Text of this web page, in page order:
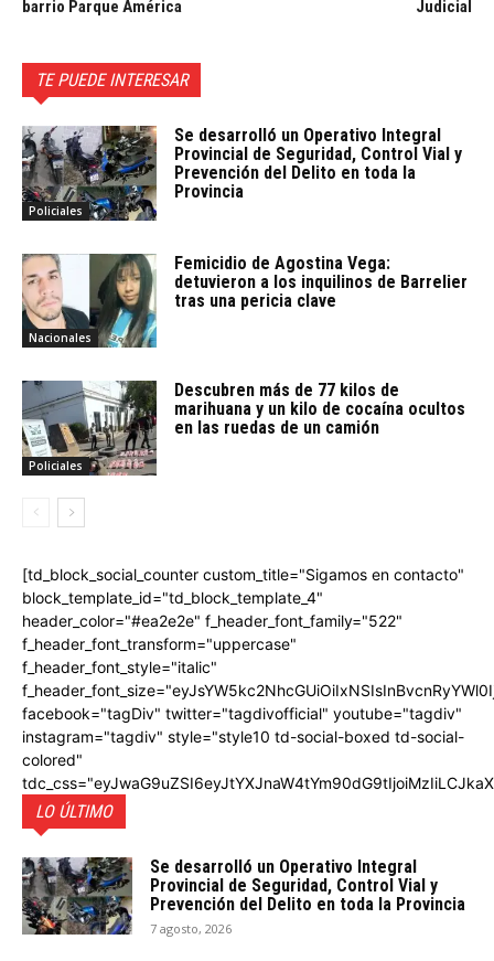
barrio Parque América Judicial
TE PUEDE INTERESAR
Policiales
Se desarrolló un Operativo Integral
Provincial de Seguridad, Control Vial y
Prevención del Delito en toda la
Provincia
Nacionales
Femicidio de Agostina Vega:
detuvieron a los inquilinos de Barrelier
tras una pericia clave
Policiales
Descubren más de 77 kilos de
marihuana y un kilo de cocaína ocultos
en las ruedas de un camión
[td_block_social_counter custom_title="Sigamos en contacto"
block_template_id="td_block_template_4"
header_color="#ea2e2e" f_header_font_family="522"
f_header_font_transform="uppercase"
f_header_font_style="italic"
facebook="tagDiv" twitter="tagdivofficial" youtube="tagdiv"
instagram="tagdiv" style="style10 td-social-boxed td-social-
colored"
LO ÚLTIMO
Se desarrolló un Operativo Integral
Provincial de Seguridad, Control Vial y
Prevención del Delito en toda la Provincia
7 agosto, 2026